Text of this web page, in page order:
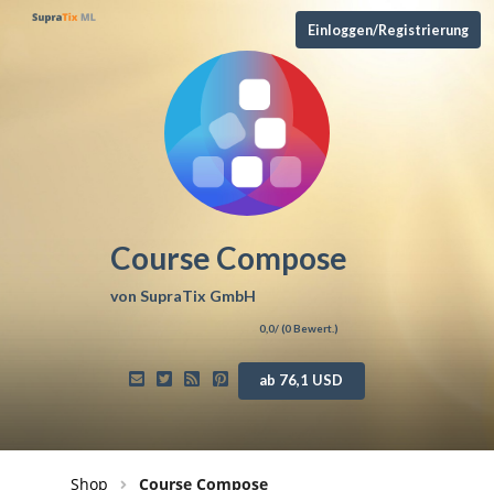
Einloggen/Registrierung
Course Compose
vonSupraTix GmbH
0,0/ (0Bewert.)
ab 76,1 USD
Shop Course Compose